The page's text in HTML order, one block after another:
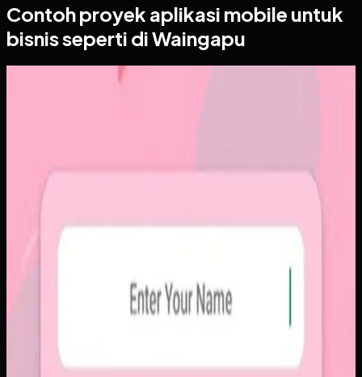
Contoh proyek aplikasi mobile untuk
bisnis seperti di Waingapu
Sebelumnya
Platform sosial umum sering membuat momen personal
tenggelam di antara konten publik, iklan, dan tekanan
untuk selalu tampil sempurna. Pengguna membutuhkan
Kami membangun aplikasi mobile dengan alur berbagi yang
ringkas, notifikasi cepat, dan arsip momen yang tersusun
rapi. Sistemnya dirancang untuk percakapan visual yang
lebih personal tanpa membawa beban feed publik.